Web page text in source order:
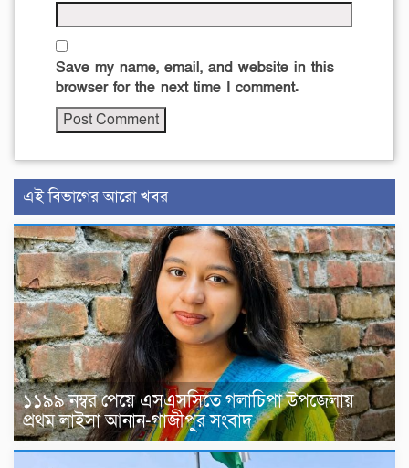
Save my name, email, and website in this
browser for the next time I comment.
এই বিভাগের আরো খবর
১১৯৯ নম্বর পেয়ে এসএসসিতে গলাচিপা উপজেলায়
প্রথম লাইসা আনান-গাজীপুর সংবাদ